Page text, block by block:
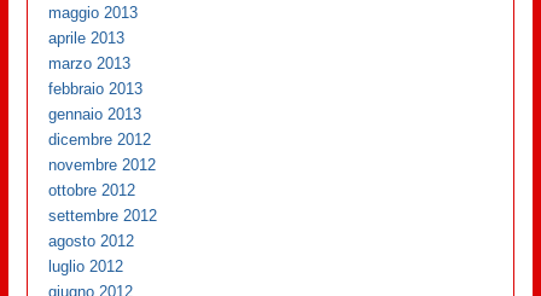
maggio 2013
aprile 2013
marzo 2013
febbraio 2013
gennaio 2013
dicembre 2012
novembre 2012
ottobre 2012
settembre 2012
agosto 2012
luglio 2012
giugno 2012